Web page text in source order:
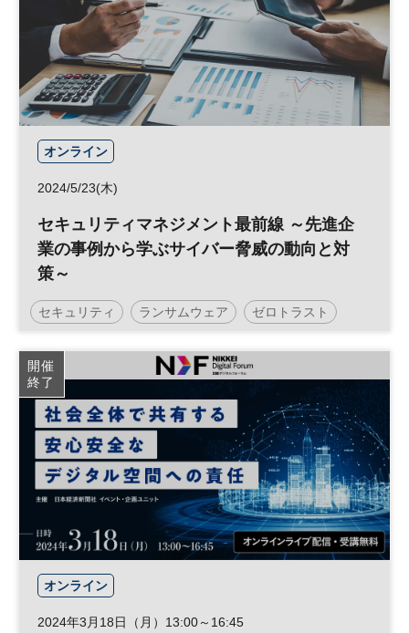
オンライン
2024/5/23(木)
セキュリティマネジメント最前線 ～先進企
業の事例から学ぶサイバー脅威の動向と対
策～
セキュリティ ランサムウェア ゼロトラスト
リスク管理 テレワーク リスクマネジメント
サイバー攻撃
日経プレミアム・カンファレンス・シリーズ
開催
終了
オンライン
2024年3月18日（月）13:00～16:45